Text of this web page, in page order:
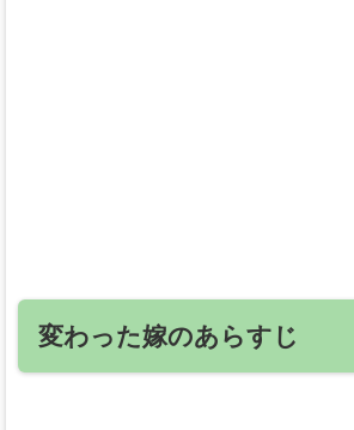
変わった嫁のあらすじ